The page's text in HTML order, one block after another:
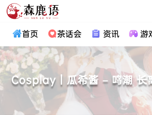
首页 茶话会 资讯 游
Cosplay｜瓜希酱 – 鸣潮 长